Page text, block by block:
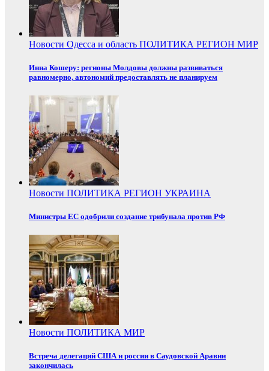
Новости Одесса и область ПОЛИТИКА РЕГИОН МИР
Инна Кошеру: регионы Молдовы должны развиваться
равномерно, автономий предоставлять не планируем
Новости ПОЛИТИКА РЕГИОН УКРАИНА
Министры ЕС одобрили создание трибунала против РФ
Новости ПОЛИТИКА МИР
Встреча делегаций США и россии в Саудовской Аравии
закончилась